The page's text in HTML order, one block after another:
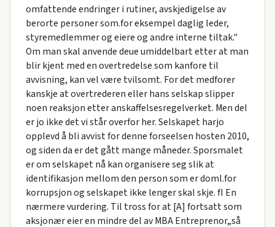
omfattende endringer i rutiner, avskjedigelse av
berorte personer som.for eksempel daglig leder,
styremedlemmer og eiere og andre interne tiltak."
Om man skal anvende deue umiddelbart etter at man
blir kjent med en overtredelse som kanfore til
avvisning, kan vel være tvilsomt. For det medforer
kanskje at overtrederen eller hans selskap slipper
noen reaksjon etter anskaffelsesregelverket. Men del
er jo ikke det vi står overfor her. Selskapet harjo
opplevd å bli avvist for denne forseelsen hosten 2010,
og siden da er det gått mange måneder. Sporsmalet
er om selskapet nå kan organisere seg slik at
identifikasjon mellom den person som er doml.for
korrupsjon og selskapet ikke lenger skal skje. fl En
nærmere vurdering. Til tross for at [A] fortsatt som
aksjonær eier en mindre del av MBA Entreprenor„så